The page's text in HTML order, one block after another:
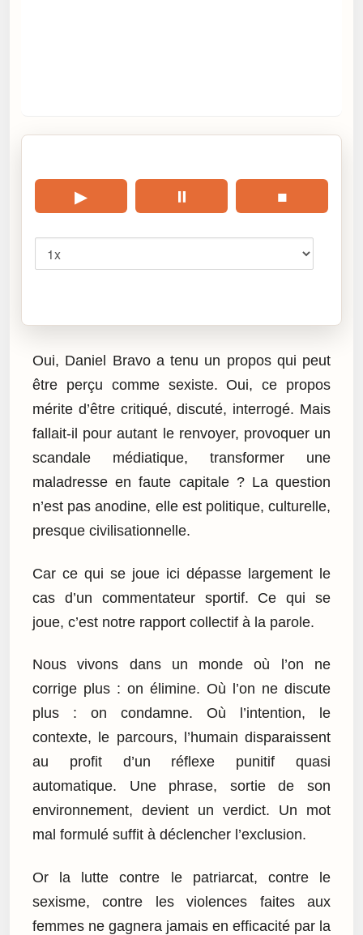
▶ ⏸ ■
Oui, Daniel Bravo a tenu un propos qui peut
être perçu comme sexiste. Oui, ce propos
mérite d’être critiqué, discuté, interrogé. Mais
fallait-il pour autant le renvoyer, provoquer un
scandale médiatique, transformer une
maladresse en faute capitale ? La question
n’est pas anodine, elle est politique, culturelle,
presque civilisationnelle.
Car ce qui se joue ici dépasse largement le
cas d’un commentateur sportif. Ce qui se
joue, c’est notre rapport collectif à la parole.
Nous vivons dans un monde où l’on ne
corrige plus : on élimine. Où l’on ne discute
plus : on condamne. Où l’intention, le
contexte, le parcours, l’humain disparaissent
au profit d’un réflexe punitif quasi
automatique. Une phrase, sortie de son
environnement, devient un verdict. Un mot
mal formulé suffit à déclencher l’exclusion.
Or la lutte contre le patriarcat, contre le
sexisme, contre les violences faites aux
femmes ne gagnera jamais en efficacité par la